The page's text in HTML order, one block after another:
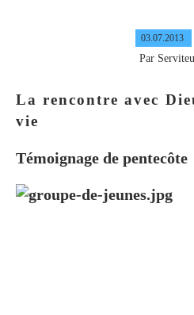
03.07.2013
Par
La rencontre avec
vie
Témoignage de pentecôte